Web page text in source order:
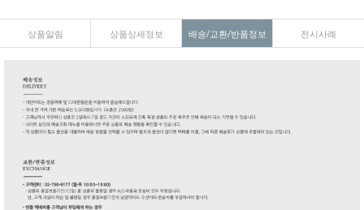
상품알림 상품상세정보 배송/교환/반품정보 전시사례